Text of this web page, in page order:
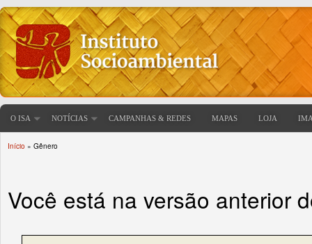
O ISA NOTÍCIAS CAMPANHAS & REDES MAPAS LOJA
Início » Gênero
Você está na versão anterior